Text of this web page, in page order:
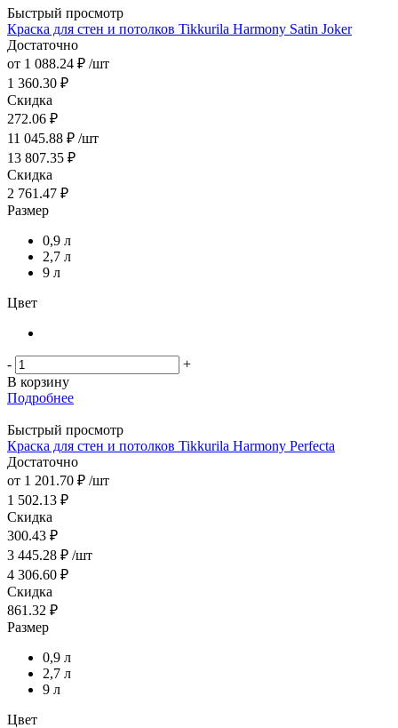
Быстрый просмотр
Краска для стен и потолков Tikkurila Harmony Satin Joker
Достаточно
от 1 088.24 ₽ /шт
1 360.30 ₽
Скидка
272.06 ₽
11 045.88 ₽ /шт
13 807.35 ₽
Скидка
2 761.47 ₽
Размер
0,9 л
2,7 л
9 л
Цвет
-
+
В корзину
Подробнее
Быстрый просмотр
Краска для стен и потолков Tikkurila Harmony Perfecta
Достаточно
от 1 201.70 ₽ /шт
1 502.13 ₽
Скидка
300.43 ₽
3 445.28 ₽ /шт
4 306.60 ₽
Скидка
861.32 ₽
Размер
0,9 л
2,7 л
9 л
Цвет